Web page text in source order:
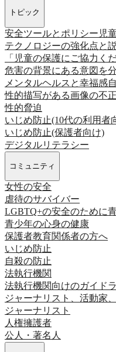
トピック
安全ツールとポリシー 児
テクノロジーの強化点と
「児童の保護にご協力く
危害の背景にある意図を
メンタルヘルスと幸福感
性的描写がある画像の不
性的脅迫
いじめ防止(10代の利用者
いじめ防止(保護者向け)
デジタルリテラシー
コミュニティ
女性の安全
虐待のサバイバー
LGBTQ+の安全のために
青少年の心身の健康
保護者教育関係者の方へ
いじめ防止
自殺の防止
法執行機関
法執行機関向けのガイド
ジャーナリスト、活動家
ジャーナリスト
人権擁護者
公人・著名人